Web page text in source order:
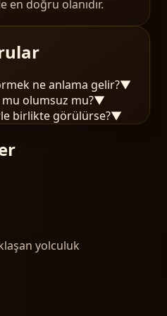
en doğru olanıdır.
ne anlama gelir?▼
olumsuz mu?▼
birlikte görülürse?▼
yolculuk